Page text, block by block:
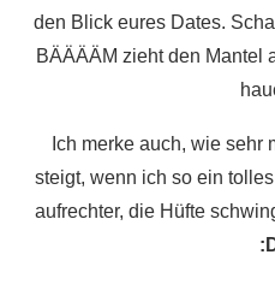
den Blick eures Dates.
BÄÄÄÄM zieht den Mantel
Ich merke auch, wie sehr
steigt, wenn ich so ein
aufrechter, die Hüfte